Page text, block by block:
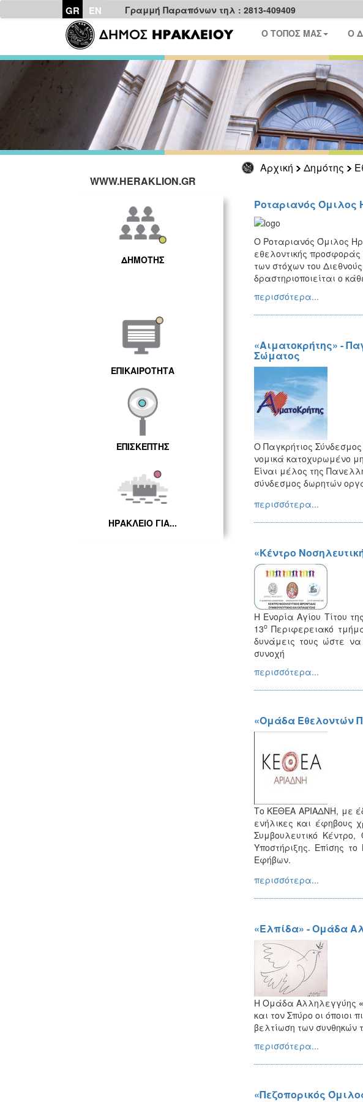
GR EN Γραμμή Παραπόνων τηλ : 2813-409409
Ο ΤΟΠΟΣ ΜΑΣ Ο
Αρχική Δημότης
WWW.HERAKLION.GR
ΔΗΜΟΤΗΣ
ΕΠΙΚΑΙΡΟΤΗΤΑ
ΕΠΙΣΚΕΠΤΗΣ
ΗΡΑΚΛΕΙΟ ΓΙΑ...
Ροταριανός Όμιλος
Ο Ροταριανός Όμιλος
εθελοντικής
των στόχων του
δραστηριοποιείται ο
περισσότερα...
«Αιματοκρήτης» -
Σώματος
Ο Παγκρήτιος
νομικά κατοχυρωμένο
Είναι μέλος της
σύνδεσμος δωρητών
περισσότερα...
«Κέντρο
Η Ενορία Αγίου Τίτου
13οΠεριφερειακό
δυνάμεις τους ώστε
συνοχή
περισσότερα...
«Ομάδα Εθελοντών
Το KEΘEA ΑΡΙΑΔΝΗ, με
ενήλικες και έφηβους
Συμβουλευτικό
Υποστήριξης. Επίσης
Εφήβων.
περισσότερα...
«Ελπίδα» - Ομάδα
Η Ομάδα Αλληλεγγύης
και τον Σπύρο οι
βελτίωση των συνθηκών
περισσότερα...
«Πεζοπορικός